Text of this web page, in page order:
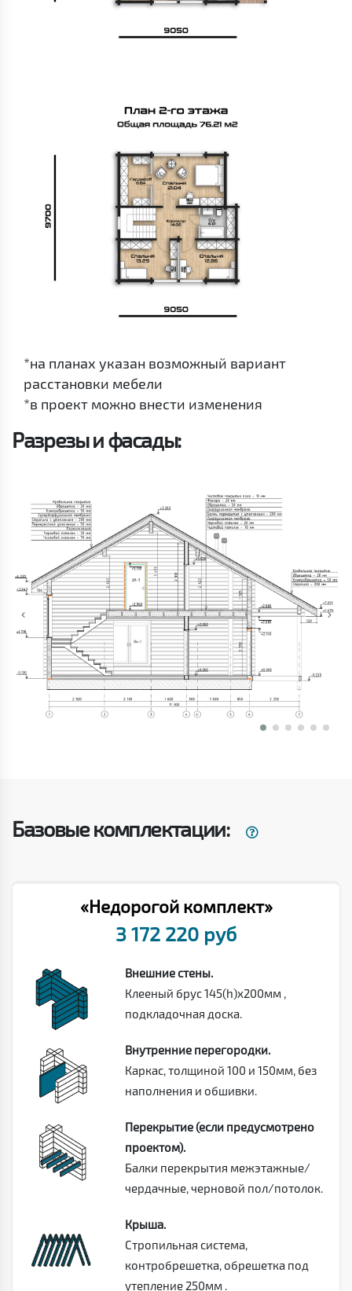
*на планах указан возможный вариант
расстановки мебели
*в проект можно внести изменения
Разрезы и фасады:
Базовые комплектации:
«Недорогой комплект»
3 172 220 руб
Внешние стены.
Клееный брус 145(h)х200мм ,
подкладочная доска.
Внутренние перегородки.
Каркас, толщиной 100 и 150мм, без
наполнения и обшивки.
Перекрытие (если предусмотрено
проектом).
Балки перекрытия межэтажные/
чердачные, черновой пол/потолок.
Крыша.
Стропильная система,
контробрешетка, обрешетка под
утепление 250мм .